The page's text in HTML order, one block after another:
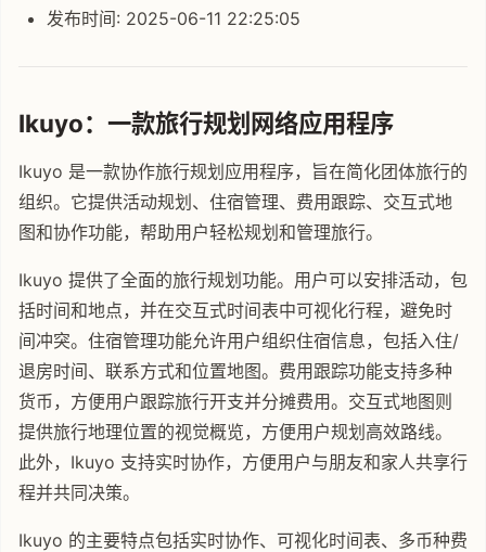
发布时间: 2025-06-11 22:25:05
Ikuyo：一款旅行规划网络应用程序
Ikuyo 是一款协作旅行规划应用程序，旨在简化团体旅行的
组织。它提供活动规划、住宿管理、费用跟踪、交互式地
图和协作功能，帮助用户轻松规划和管理旅行。
Ikuyo 提供了全面的旅行规划功能。用户可以安排活动，包
括时间和地点，并在交互式时间表中可视化行程，避免时
间冲突。住宿管理功能允许用户组织住宿信息，包括入住/
退房时间、联系方式和位置地图。费用跟踪功能支持多种
货币，方便用户跟踪旅行开支并分摊费用。交互式地图则
提供旅行地理位置的视觉概览，方便用户规划高效路线。
此外，Ikuyo 支持实时协作，方便用户与朋友和家人共享行
程并共同决策。
Ikuyo 的主要特点包括实时协作、可视化时间表、多币种费